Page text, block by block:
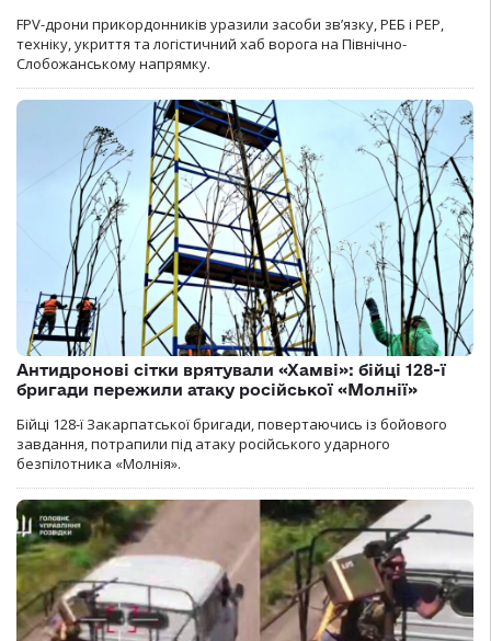
FPV-дрони прикордонників уразили засоби зв’язку, РЕБ і РЕР,
техніку, укриття та логістичний хаб ворога на Північно-
Слобожанському напрямку.
Антидронові сітки врятували «Хамві»: бійці 128-ї
бригади пережили атаку російської «Молнії»
Бійці 128-ї Закарпатської бригади, повертаючись із бойового
завдання, потрапили під атаку російського ударного
безпілотника «Молнія».